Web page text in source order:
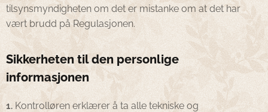
tilsynsmyndigheten om det er mistanke om at det har
vært brudd på Regulasjonen.
Sikkerheten til den personlige
informasjonen
1.Kontrolløren erklærer å ta alle tekniske og